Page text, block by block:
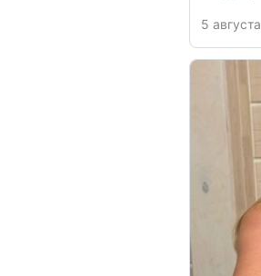
5 августа